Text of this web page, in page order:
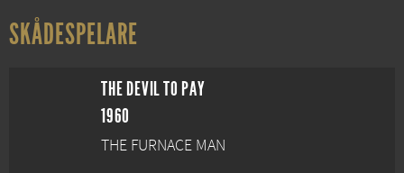
SKÅDESPELARE
THE DEVIL TO PAY
1960
THE FURNACE MAN